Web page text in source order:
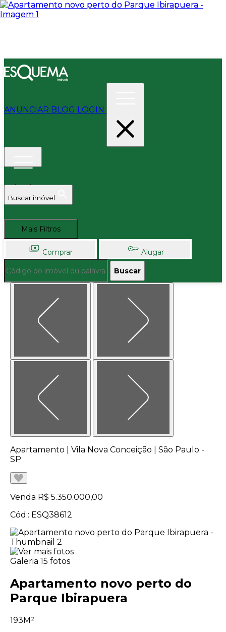
ANUNCIAR BLOG LOGIN
Buscar imóvel
Mais Filtros
Comprar Alugar
Buscar
Apartamento | Vila Nova Conceição | São Paulo -
SP
Venda R$ 5.350.000,00
Cód.: ESQ38612
Galeria 15 fotos
Apartamento novo perto do
Parque Ibirapuera
193M²